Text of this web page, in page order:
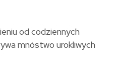
od codziennych
mnóstwo urokliwych